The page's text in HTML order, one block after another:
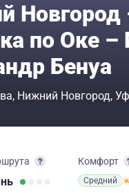
по Оке
Бенуа
Нижний Новгород
Комфорт
Средний